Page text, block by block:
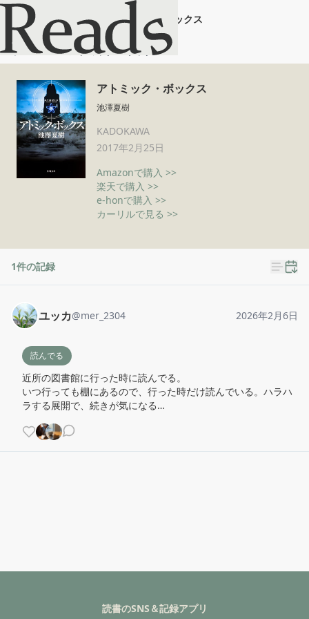
アトミック・ボックス
ホーム アトミック・ボックス
アトミック・ボックス
池澤夏樹
KADOKAWA
2017年2月25日
Amazonで購入 >>
楽天で購入 >>
e-honで購入 >>
カーリルで見る >>
1件の記録
ユッカ@mer_2304 2026年2月6日
読んでる
近所の図書館に行った時に読んでる。
いつ行っても棚にあるので、行った時だけ読んでいる。ハラハ
ラする展開で、続きが気になる…
読書のSNS＆記録アプリ